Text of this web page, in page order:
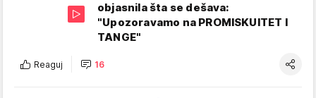
objasnila šta se dešava:
"Upozoravamo na PROMISKUITET I
TANGE"
Reaguj 16